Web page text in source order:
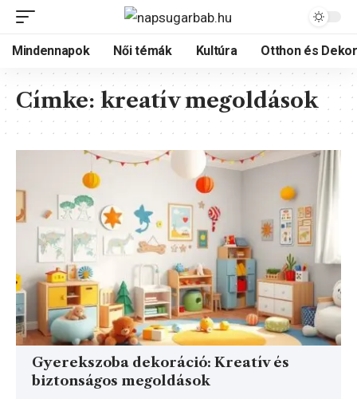
Mindennapok Női témák Kultúra Otthon és
Címke: kreatív megoldások
Gyerekszoba dekoráció: Kreatív és
biztonságos megoldások